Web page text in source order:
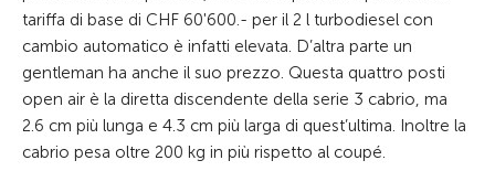
tariffa di base di CHF 60'600.- per il 2 l turbodiesel con
cambio automatico è infatti elevata. D’altra parte un
gentleman ha anche il suo prezzo. Questa quattro posti
open air è la diretta discendente della serie 3 cabrio, ma
2.6 cm più lunga e 4.3 cm più larga di quest’ultima. Inoltre la
cabrio pesa oltre 200 kg in più rispetto al coupé.